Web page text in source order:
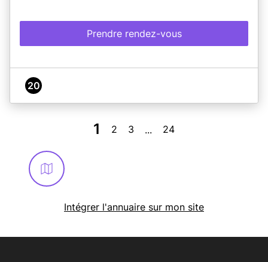
Prendre rendez-vous
20
1 2 3 ... 24
Intégrer l'annuaire sur mon site